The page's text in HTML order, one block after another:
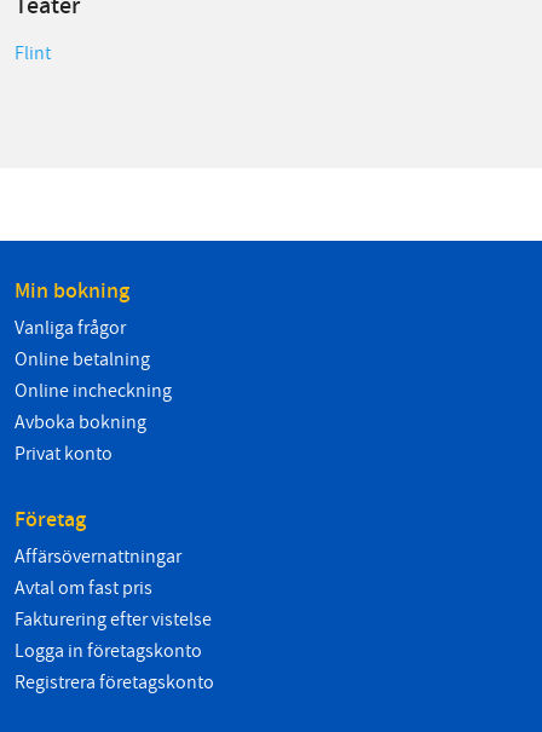
Flint
Min bokning
Vanliga frågor
Online betalning
Online incheckning
Avboka bokning
Privat konto
Företag
Affärsövernattningar
Avtal om fast pris
Fakturering efter vistelse
Logga in företagskonto
Registrera företagskonto